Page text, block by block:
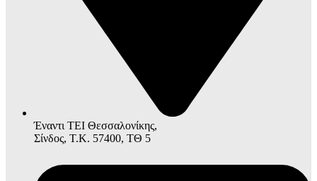
Έναντι ΤΕΙ Θεσσαλονίκης,
Σίνδος, Τ.Κ. 57400, ΤΘ 5